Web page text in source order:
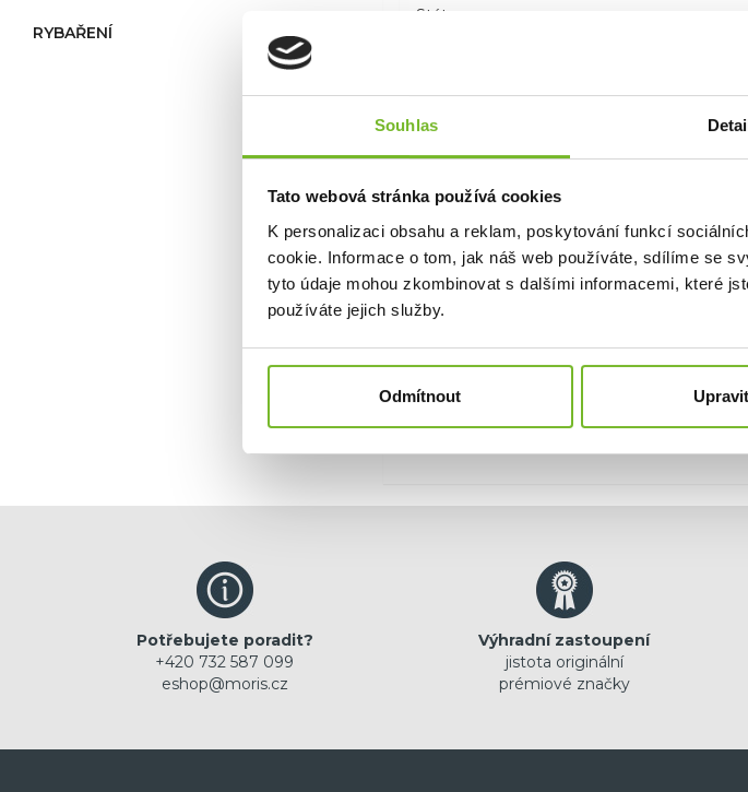
Souhlas
Tato webová stránka používá cookies
K personalizaci obsahu a reklam, poskytování funkcí
cookie. Informace o tom, jak náš web používáte, sdílíme se
tyto údaje mohou zkombinovat s dalšími informacemi, které
používáte jejich služby.
Odmítnout Upravit
RYBAŘENÍ
Stát
Telefon
Novinky emailem
Ano, chci dostávat emailem novinky.
Potřebujete poradit?
+420 732 587 099
eshop@moris.cz
Výhradní zastoupení
jistota originální
prémiové značky